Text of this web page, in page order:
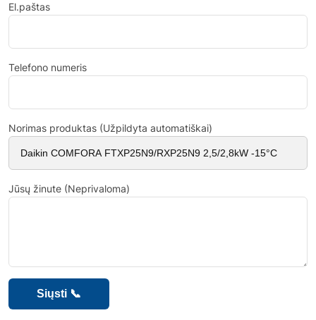
El.paštas
Telefono numeris
Norimas produktas (Užpildyta automatiškai)
Jūsų žinute (Neprivaloma)